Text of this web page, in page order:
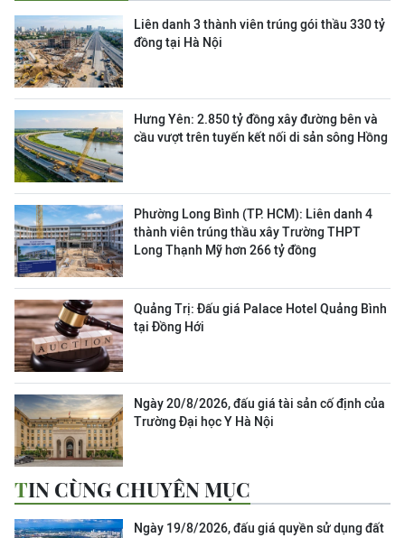
Liên danh 3 thành viên trúng gói thầu 330 tỷ
đồng tại Hà Nội
Hưng Yên: 2.850 tỷ đồng xây đường bên và
cầu vượt trên tuyến kết nối di sản sông Hồng
Phường Long Bình (TP. HCM): Liên danh 4
thành viên trúng thầu xây Trường THPT
Long Thạnh Mỹ hơn 266 tỷ đồng
Quảng Trị: Đấu giá Palace Hotel Quảng Bình
tại Đồng Hới
Ngày 20/8/2026, đấu giá tài sản cố định của
Trường Đại học Y Hà Nội
TIN CÙNG CHUYÊN MỤC
Ngày 19/8/2026, đấu giá quyền sử dụng đất